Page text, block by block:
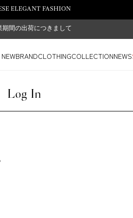
ELEGANT FASHION
期間の出荷につきまして
BRANDCLOTHINGCOLLECTIONNEWS
Log In